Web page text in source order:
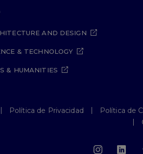
AND DESIGN
& TECHNOLOGY
& HUMANITIES
Política de Privacidad
Política de